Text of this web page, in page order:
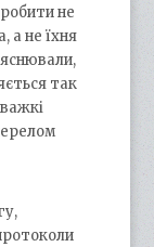
не
а не їхня
так